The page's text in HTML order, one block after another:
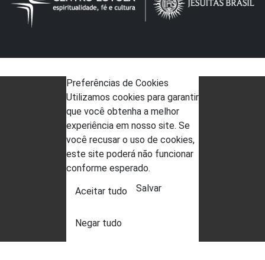
Preferências de Cookies
Utilizamos cookies para garantir
que você obtenha a melhor
experiência em nosso site. Se
você recusar o uso de cookies,
este site poderá não funcionar
conforme esperado.
Aceitar tudo
Negar tudo
Salvar